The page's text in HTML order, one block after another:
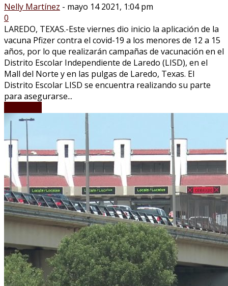
Nelly Martínez - mayo 14 2021, 1:04 pm
0
LAREDO, TEXAS.-Este viernes dio inicio la aplicación de la
vacuna Pfizer contra el covid-19 a los menores de 12 a 15
años, por lo que realizarán campañas de vacunación en el
Distrito Escolar Independiente de Laredo (LISD), en el
Mall del Norte y en las pulgas de Laredo, Texas. El
Distrito Escolar LISD se encuentra realizando su parte
para asegurarse...